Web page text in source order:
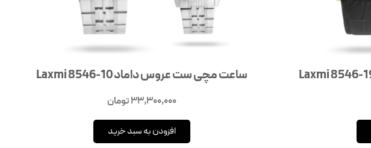
ساعت مچی ست عروس داماد Laxmi 8546-10
33,300,000تومان
افزودن به سبد خرید